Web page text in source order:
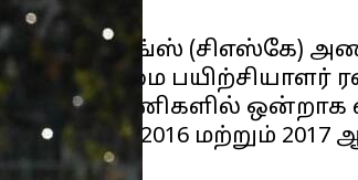
சூப்பர் கிங்ஸ் (சிஎஸ்கே)
தலைமை பயிற்சியாளர்
அணிகளில்
2016 மற்றும்